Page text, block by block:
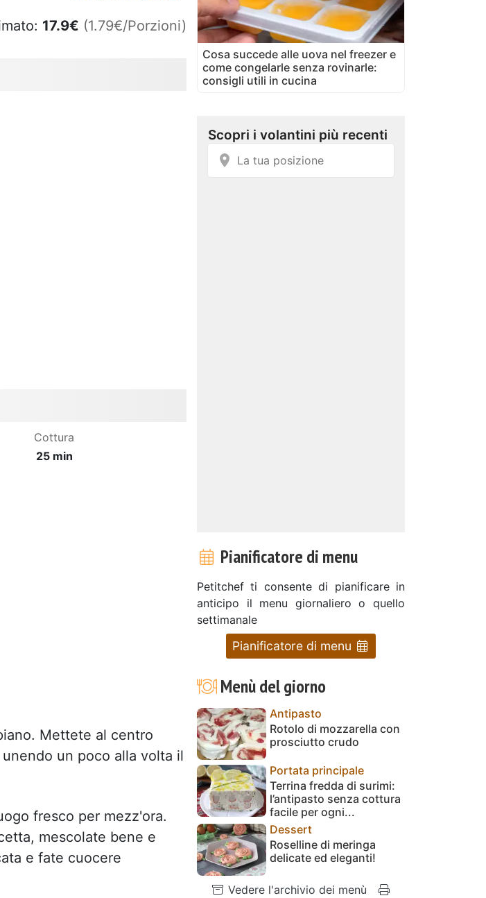
17.9€ (1.79€/Porzioni)
Cottura
25 min
Mettete al centro
un poco alla volta il
fresco per mezz'ora.
mescolate bene e
e fate cuocere
Cosa succede alle uova nel freezer e
come congelarle senza rovinarle:
consigli utili in cucina
Pianificatore di menu
Petitchef ti consente di pianificare in
anticipo il menu giornaliero o quello
settimanale
Pianificatore di menu
Menù del giorno
Antipasto
Rotolo di mozzarella con
prosciutto crudo
Portata principale
Terrina fredda di surimi:
l’antipasto senza cottura
facile per ogni...
Dessert
Roselline di meringa
delicate ed eleganti!
Vedere l'archivio dei menù